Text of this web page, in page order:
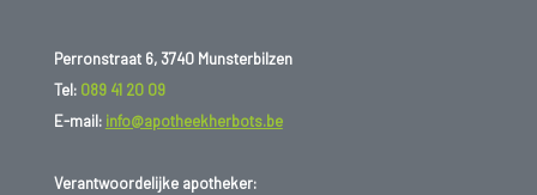
Perronstraat 6, 3740 Munsterbilzen
Tel: 089 41 20 09
E-mail: info@apotheekherbots.be
Verantwoordelijke apotheker: